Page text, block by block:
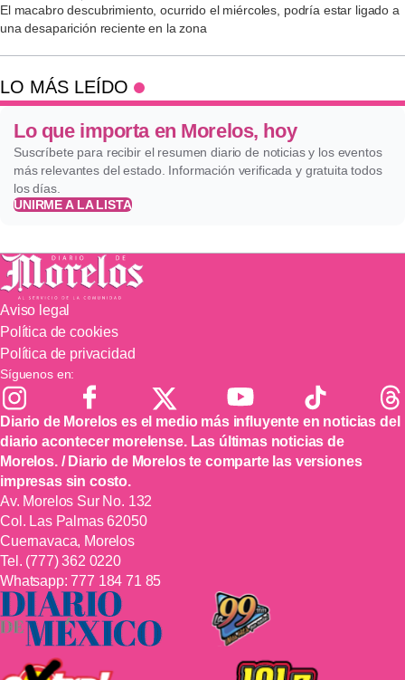
El macabro descubrimiento, ocurrido el miércoles, podría estar ligado a
una desaparición reciente en la zona
LO MÁS LEÍDO
Lo que importa en Morelos, hoy
Suscríbete para recibir el resumen diario de noticias y los eventos
más relevantes del estado. Información verificada y gratuita todos
los días.
UNIRME A LA LISTA
Aviso legal
Política de cookies
Política de privacidad
Síguenos en:
Diario de Morelos es el medio más influyente en noticias del
diario acontecer morelense. Las últimas noticias de
Morelos. / Diario de Morelos te comparte las versiones
impresas sin costo.
Av. Morelos Sur No. 132
Col. Las Palmas 62050
Cuernavaca, Morelos
Tel. (777) 362 0220
Whatsapp:777 184 71 85